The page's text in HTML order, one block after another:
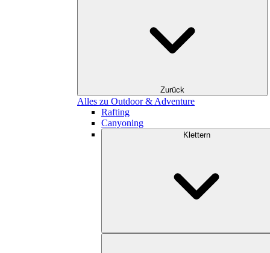
Zurück
Alles zu Outdoor & Adventure
Rafting
Canyoning
Klettern